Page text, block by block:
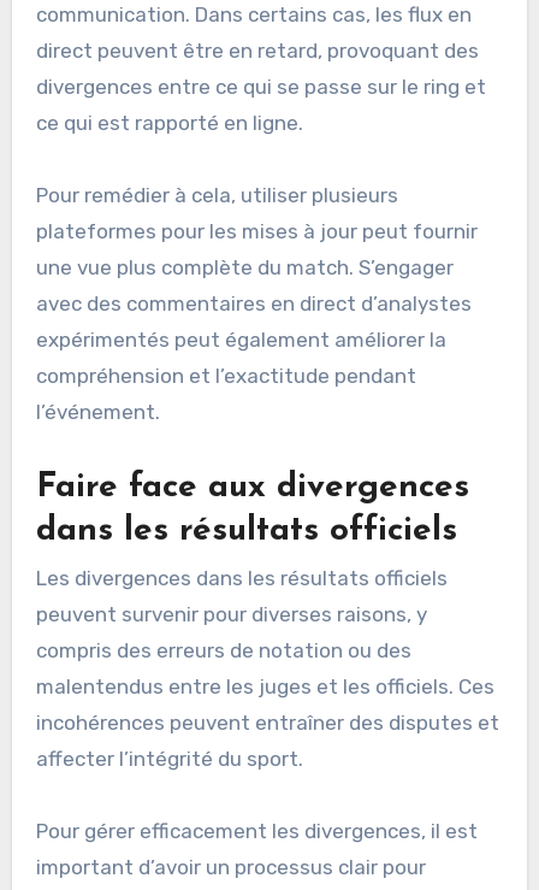
communication. Dans certains cas, les flux en
direct peuvent être en retard, provoquant des
divergences entre ce qui se passe sur le ring et
ce qui est rapporté en ligne.
Pour remédier à cela, utiliser plusieurs
plateformes pour les mises à jour peut fournir
une vue plus complète du match. S’engager
avec des commentaires en direct d’analystes
expérimentés peut également améliorer la
compréhension et l’exactitude pendant
l’événement.
Faire face aux divergences
dans les résultats officiels
Les divergences dans les résultats officiels
peuvent survenir pour diverses raisons, y
compris des erreurs de notation ou des
malentendus entre les juges et les officiels. Ces
incohérences peuvent entraîner des disputes et
affecter l’intégrité du sport.
Pour gérer efficacement les divergences, il est
important d’avoir un processus clair pour